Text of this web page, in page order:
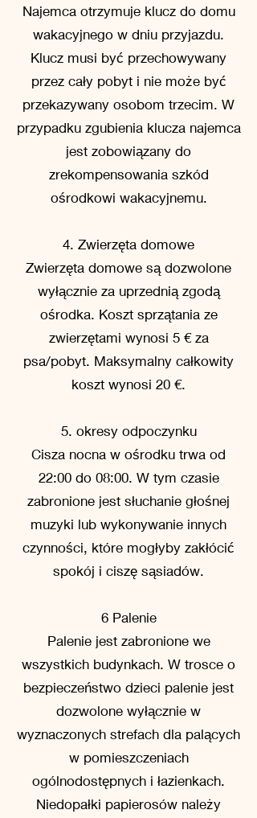
Najemca otrzymuje klucz do domu
wakacyjnego w dniu przyjazdu.
Klucz musi być przechowywany
przez cały pobyt i nie może być
przekazywany osobom trzecim. W
przypadku zgubienia klucza najemca
jest zobowiązany do
zrekompensowania szkód
ośrodkowi wakacyjnemu.
4. Zwierzęta domowe
Zwierzęta domowe są dozwolone
wyłącznie za uprzednią zgodą
ośrodka. Koszt sprzątania ze
zwierzętami wynosi 5 € za
psa/pobyt. Maksymalny całkowity
koszt wynosi 20 €.
5. okresy odpoczynku
Cisza nocna w ośrodku trwa od
22:00 do 08:00. W tym czasie
zabronione jest słuchanie głośnej
muzyki lub wykonywanie innych
czynności, które mogłyby zakłócić
spokój i ciszę sąsiadów.
6 Palenie
Palenie jest zabronione we
wszystkich budynkach. W trosce o
bezpieczeństwo dzieci palenie jest
dozwolone wyłącznie w
wyznaczonych strefach dla palących
w pomieszczeniach
ogólnodostępnych i łazienkach.
Niedopałki papierosów należy